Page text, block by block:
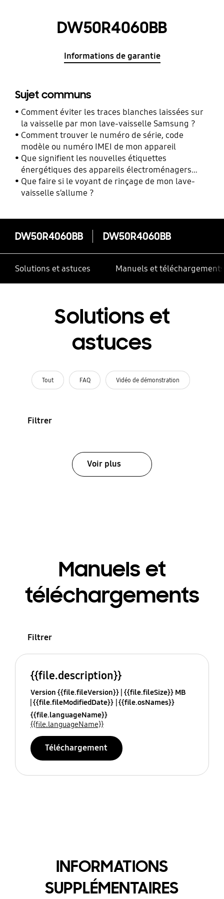
DW50R4060BB
Informations de garantie
Sujet communs
Comment éviter les traces blanches laissées sur
la vaisselle par mon lave-vaisselle Samsung ?
Comment trouver le numéro de série, code
modèle ou numéro IMEI de mon appareil
Que signifient les nouvelles étiquettes
énergétiques des appareils électroménagers
Samsung ?
Que faire si le voyant de rinçage de mon lave-
vaisselle s’allume ?
DW50R4060BB DW50R4060BB
Solutions et astuces Manuels et téléchargements
Solutions et
astuces
Tout FAQ Vidéo de démonstration
Filtrer
Voir plus
Manuels et
téléchargements
Filtrer
{{file.description}}
Version {{file.fileVersion}} {{file.fileSize}} MB
{{file.fileModifiedDate}} {{file.osNames}}
{{file.languageName}}
{{file.languageName}}
Téléchargement
INFORMATIONS
SUPPLÉMENTAIRES